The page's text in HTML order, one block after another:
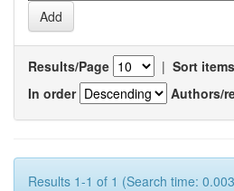
Results/Page | Sort
In order
Authors/
Results 1-1 of 1 (Search time: